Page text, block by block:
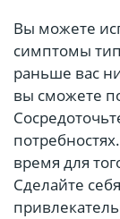
Вы можете
симптомы
раньше вас
вы сможете
время для
Сделайте